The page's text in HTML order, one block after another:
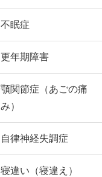
不眠症
更年期障害
顎関節症（あごの痛
み）
自律神経失調症
寝違い（寝違え）